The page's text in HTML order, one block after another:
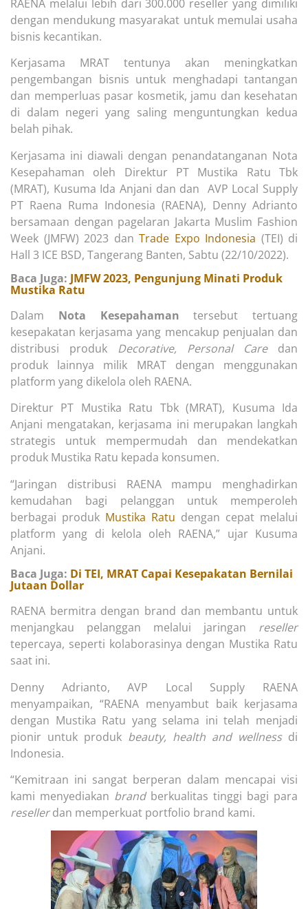
RAENA melalui lebih dari 300.000 reseller yang dimiliki
dengan mendukung masyarakat untuk memulai usaha
bisnis kecantikan.
Kerjasama MRAT tentunya akan meningkatkan
pengembangan bisnis untuk menghadapi tantangan
dan memperluas pasar kosmetik, jamu dan kesehatan
di dalam negeri yang saling menguntungkan kedua
belah pihak.
Kerjasama ini diawali dengan penandatanganan Nota
Kesepahaman oleh Direktur PT Mustika Ratu Tbk
(MRAT), Kusuma Ida Anjani dan dan AVP Local Supply
PT Raena Ruma Indonesia (RAENA), Denny Adrianto
bersamaan dengan pagelaran Jakarta Muslim Fashion
Week (JMFW) 2023 dan Trade Expo Indonesia (TEI) di
Hall 3 ICE BSD, Tangerang Banten, Sabtu (22/10/2022).
Baca Juga: JMFW 2023, Pengunjung Minati Produk
Mustika Ratu
Dalam Nota Kesepahaman tersebut tertuang
kesepakatan kerjasama yang mencakup penjualan dan
distribusi produk Decorative, Personal Caredan
produk lainnya milik MRAT dengan menggunakan
platform yang dikelola oleh RAENA.
Direktur PT Mustika Ratu Tbk (MRAT), Kusuma Ida
Anjani mengatakan, kerjasama ini merupakan langkah
strategis untuk mempermudah dan mendekatkan
produk Mustika Ratu kepada konsumen.
“Jaringan distribusi RAENA mampu menghadirkan
kemudahan bagi pelanggan untuk memperoleh
berbagai produk Mustika Ratu dengan cepat melalui
platform yang di kelola oleh RAENA,” ujar Kusuma
Anjani.
Baca Juga: Di TEI, MRAT Capai Kesepakatan Bernilai
Jutaan Dollar
RAENA bermitra dengan brand dan membantu untuk
menjangkau pelanggan melalui jaringan reseller
tepercaya, seperti kolaborasinya dengan Mustika Ratu
saat ini.
Denny Adrianto, AVP Local Supply RAENA
menyampaikan, “RAENA menyambut baik kerjasama
dengan Mustika Ratu yang selama ini telah menjadi
pionir untuk produk beauty, health and wellnessdi
Indonesia.
“Kemitraan ini sangat berperan dalam mencapai visi
kami menyediakan brandberkualitas tinggi bagi para
resellerdan memperkuat portfolio brand kami.